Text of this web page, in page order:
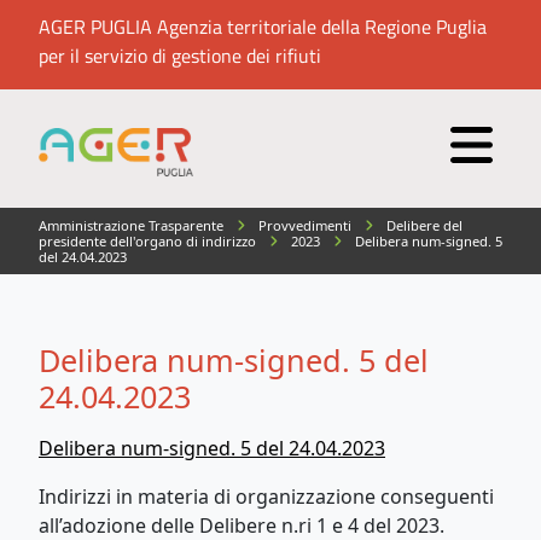
AGER PUGLIA Agenzia territoriale della Regione Puglia
per il servizio di gestione dei rifiuti
Amministrazione Trasparente Provvedimenti
Delibere del
presidente dell'organo di indirizzo
2023
Delibera num-signed. 5
del 24.04.2023
Delibera num-signed. 5 del
24.04.2023
Delibera num-signed. 5 del 24.04.2023
Indirizzi in materia di organizzazione conseguenti
all’adozione delle Delibere n.ri 1 e 4 del 2023.